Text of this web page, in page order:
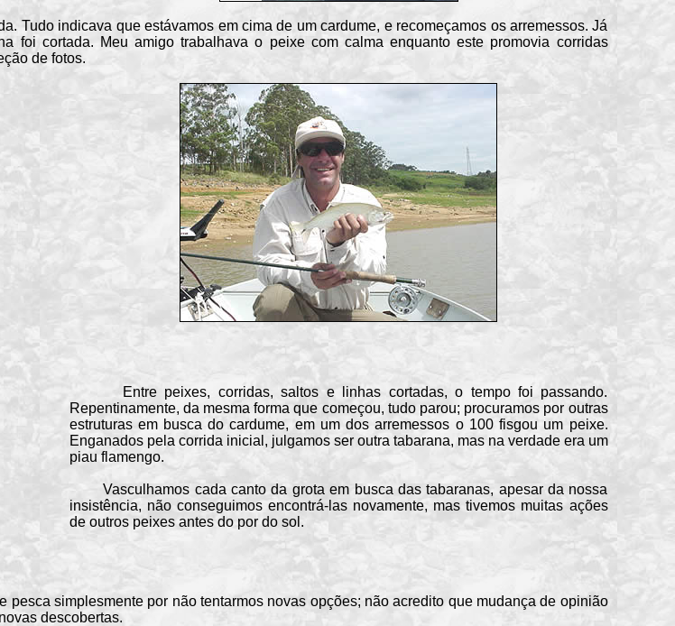
indicava que estávamos em cima de um cardume, e recomeçamos os arremessos. Já
foi cortada. Meu amigo trabalhava o peixe com calma enquanto este promovia corridas
de fotos.
Entre peixes, corridas, saltos e linhas cortadas, o tempo foi passando.
Repentinamente, da mesma forma que começou, tudo parou; procuramos por outras
estruturas em busca do cardume, em um dos arremessos o 100 fisgou um peixe.
Enganados pela corrida inicial, julgamos ser outra tabarana, mas na verdade era um
piau flamengo.
Vasculhamos cada canto da grota em busca das tabaranas, apesar da nossa
insistência, não conseguimos encontrá-las novamente, mas tivemos muitas ações
de outros peixes antes do por do sol.
simplesmente por não tentarmos novas opções; não acredito que mudança de opinião
descobertas.